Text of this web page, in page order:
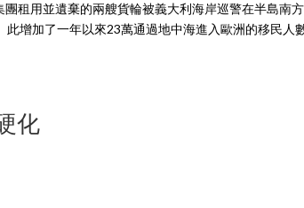
租用並遺棄的兩艘貨輪被義大利海岸巡警在半島南
增加了一年以來23萬通過地中海進入歐洲的移民人
化